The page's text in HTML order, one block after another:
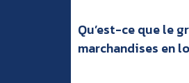
Qu’est-ce que le
marchandises en